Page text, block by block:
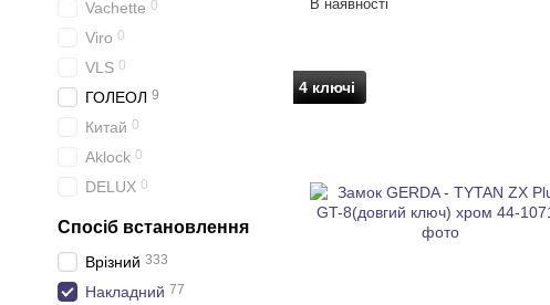
В наявності
4 ключі
Vachette 0
Viro 0
VLS 0
ГОЛЕОЛ 9
Китай 0
Aklock 0
DELUХ 0
Спосіб встановлення
Врізний 333
Накладний 77